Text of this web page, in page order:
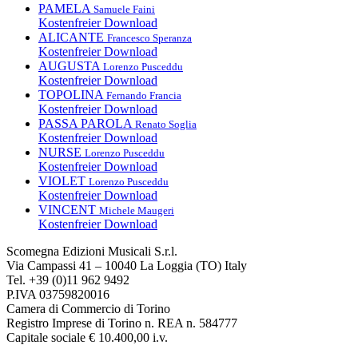
PAMELA Samuele Faini
Kostenfreier Download
ALICANTE Francesco Speranza
Kostenfreier Download
AUGUSTA Lorenzo Pusceddu
Kostenfreier Download
TOPOLINA Fernando Francia
Kostenfreier Download
PASSA PAROLA Renato Soglia
Kostenfreier Download
NURSE Lorenzo Pusceddu
Kostenfreier Download
VIOLET Lorenzo Pusceddu
Kostenfreier Download
VINCENT Michele Maugeri
Kostenfreier Download
Scomegna Edizioni Musicali S.r.l.
Via Campassi 41 – 10040 La Loggia (TO) Italy
Tel. +39 (0)11 962 9492
P.IVA 03759820016
Camera di Commercio di Torino
Registro Imprese di Torino n. REA n. 584777
Capitale sociale € 10.400,00 i.v.